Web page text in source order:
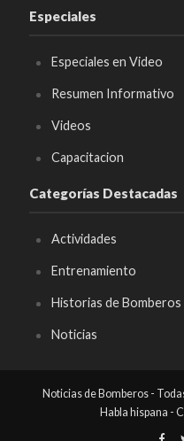
Especiales
Especiales en Video
Resumen Informativo
Videos
Capacitacion
Categorías Destacadas
Actividades
Entrenamiento
Historias de Bomberos
Noticias
Noticias de Bomberos -
Habla hispana -